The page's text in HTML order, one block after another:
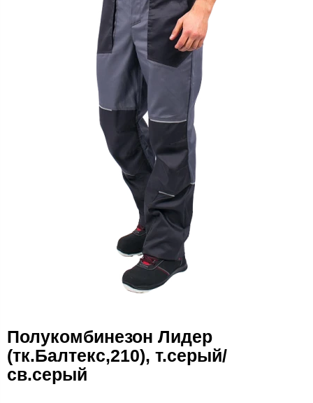
Полукомбинезон Лидер
(тк.Балтекс,210), т.серый/
св.серый